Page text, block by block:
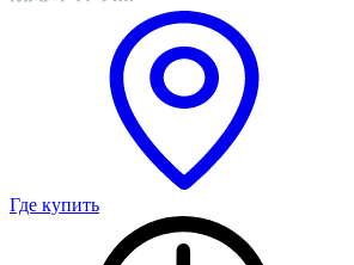
Где купить